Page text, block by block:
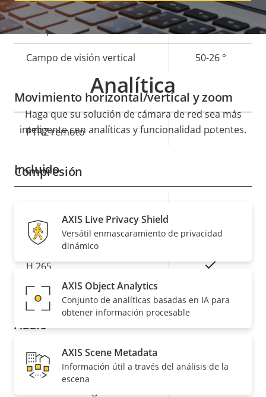
de
propiedad
la
propiedad
Campo de visión horizontal 93-47 °
Campo de visión vertical 50-26 °
Movimiento horizontal/vertical y zoom
Descripción
propiedad
Valor de
PTRZ remoto –
Compresión
de
propiedad
la
propiedad
H.264 High, Main
H.265 Sí
AV1 –
Audio
Descripción
de
Valor de
Compatibilidad de audio
Analítica
Haga que su solución de cámara de red sea más
inteligente con analíticas y funcionalidad potentes.
Incluido
AXIS Live Privacy Shield
Versátil enmascaramiento de privacidad
dinámico
AXIS Object Analytics
Conjunto de analíticas basadas en IA para
obtener información procesable
AXIS Scene Metadata
Información útil a través del análisis de la
escena